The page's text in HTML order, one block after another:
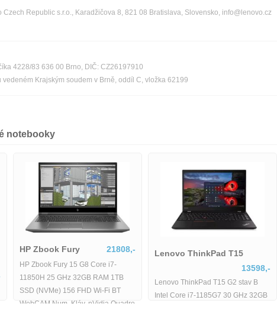
Czech Republic s.r.o., Karadžičova 8, 821 08 Bratislava, Slovensko, info@lenovo.cz
4228/83 636 00 Brno, DIČ: CZ26197910
Krajským soudem v Brně, oddíl C, vložka 62199
notebooky
HP Zbook Fury 21808,-
HP Zbook Fury 15 G8 Core i7-
11850H 25 GHz 32GB RAM 1TB
SSD (NVMe) 156 FHD Wi-Fi BT
WebCAM Num. Kláv. nVidia Quadro
Lenovo ThinkPad T15
13598,-
Lenovo ThinkPad T15 G2 stav B
Intel Core i7-1185G7 30 GHz 32GB